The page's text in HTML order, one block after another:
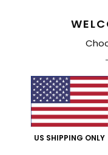
US SHIPPING ONLY